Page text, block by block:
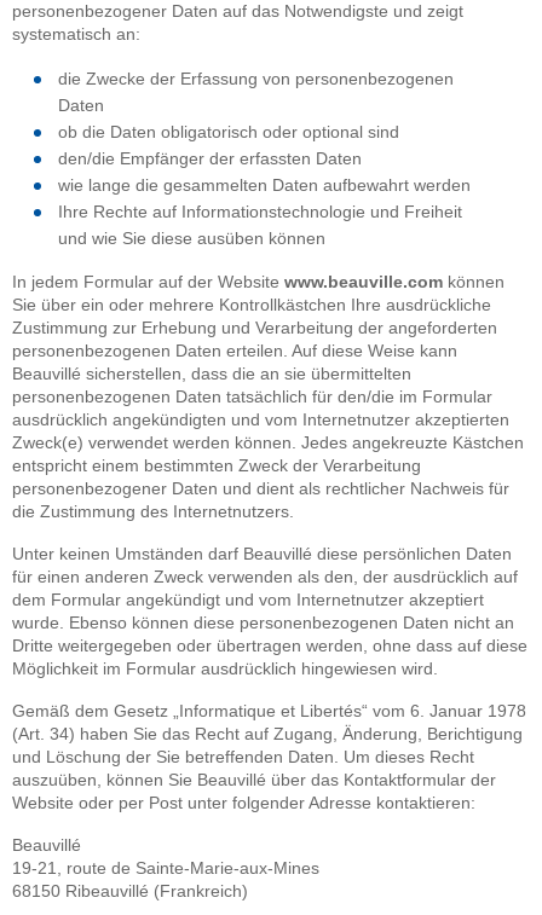
personenbezogener Daten auf das Notwendigste und zeigt
systematisch an:
die Zwecke der Erfassung von personenbezogenen
Daten
ob die Daten obligatorisch oder optional sind
den/die Empfänger der erfassten Daten
wie lange die gesammelten Daten aufbewahrt werden
Ihre Rechte auf Informationstechnologie und Freiheit
und wie Sie diese ausüben können
In jedem Formular auf der Website www.beauville.com können
Sie über ein oder mehrere Kontrollkästchen Ihre ausdrückliche
Zustimmung zur Erhebung und Verarbeitung der angeforderten
personenbezogenen Daten erteilen. Auf diese Weise kann
Beauvillé sicherstellen, dass die an sie übermittelten
personenbezogenen Daten tatsächlich für den/die im Formular
ausdrücklich angekündigten und vom Internetnutzer akzeptierten
Zweck(e) verwendet werden können. Jedes angekreuzte Kästchen
entspricht einem bestimmten Zweck der Verarbeitung
personenbezogener Daten und dient als rechtlicher Nachweis für
die Zustimmung des Internetnutzers.
Unter keinen Umständen darf Beauvillé diese persönlichen Daten
für einen anderen Zweck verwenden als den, der ausdrücklich auf
dem Formular angekündigt und vom Internetnutzer akzeptiert
wurde. Ebenso können diese personenbezogenen Daten nicht an
Dritte weitergegeben oder übertragen werden, ohne dass auf diese
Möglichkeit im Formular ausdrücklich hingewiesen wird.
Gemäß dem Gesetz „Informatique et Libertés“ vom 6. Januar 1978
(Art. 34) haben Sie das Recht auf Zugang, Änderung, Berichtigung
und Löschung der Sie betreffenden Daten. Um dieses Recht
auszuüben, können Sie Beauvillé über das Kontaktformular der
Website oder per Post unter folgender Adresse kontaktieren:
Beauvillé
19-21, route de Sainte-Marie-aux-Mines
68150 Ribeauvillé (Frankreich)